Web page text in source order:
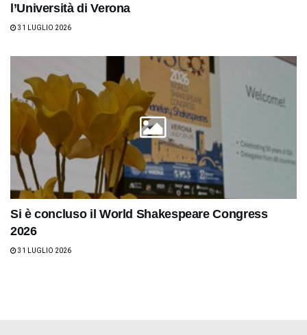
l’Università di Verona
31 LUGLIO 2026
Si è concluso il World Shakespeare Congress
2026
31 LUGLIO 2026